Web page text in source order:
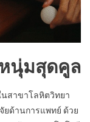
หนุ่มสุดคูล
สาขาโลหิตวิทยา
ยด้านการแพทย์ ด้วย